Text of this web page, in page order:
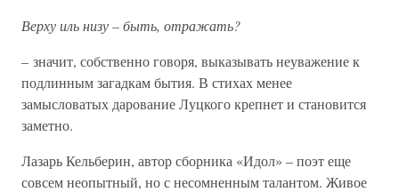
Верху иль низу – быть, отражать?
– значит, собственно говоря, выказывать неуважение к
подлинным загадкам бытия. В стихах менее
замысловатых дарование Луцкого крепнет и становится
заметно.
Лазарь Кельберин, автор сборника «Идол» – поэт еще
совсем неопытный, но с несомненным талантом. Живое